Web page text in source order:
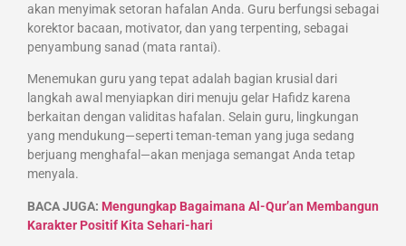
akan menyimak setoran hafalan Anda. Guru berfungsi sebagai
korektor bacaan, motivator, dan yang terpenting, sebagai
penyambung sanad (mata rantai).
Menemukan guru yang tepat adalah bagian krusial dari
langkah awal menyiapkan diri menuju gelar Hafidz karena
berkaitan dengan validitas hafalan. Selain guru, lingkungan
yang mendukung—seperti teman-teman yang juga sedang
berjuang menghafal—akan menjaga semangat Anda tetap
menyala.
BACA JUGA: Mengungkap Bagaimana Al-Qur’an Membangun
Karakter Positif Kita Sehari-hari